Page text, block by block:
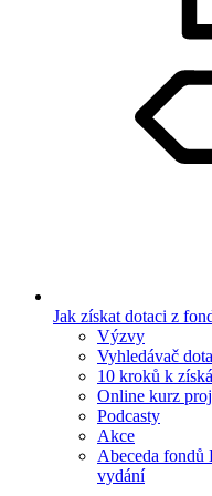
Jak získat dotaci z
Výzvy
Vyhledávač
10 kroků k
Online kurz
Podcasty
Akce
Abeceda fondů
vydání